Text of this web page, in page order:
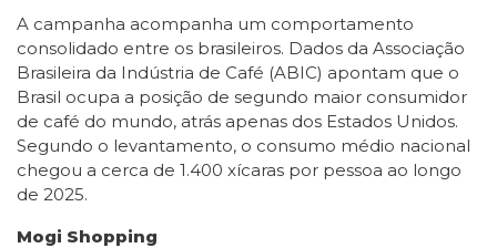
A campanha acompanha um comportamento
consolidado entre os brasileiros. Dados da Associação
Brasileira da Indústria de Café (ABIC) apontam que o
Brasil ocupa a posição de segundo maior consumidor
de café do mundo, atrás apenas dos Estados Unidos.
Segundo o levantamento, o consumo médio nacional
chegou a cerca de 1.400 xícaras por pessoa ao longo
de 2025.
Mogi Shopping